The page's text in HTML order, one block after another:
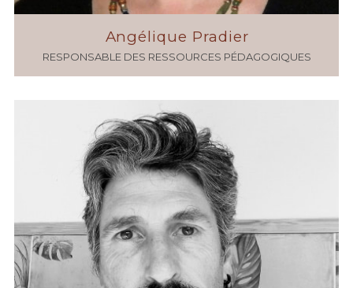
Angélique Pradier
RESPONSABLE DES RESSOURCES PÉDAGOGIQUES